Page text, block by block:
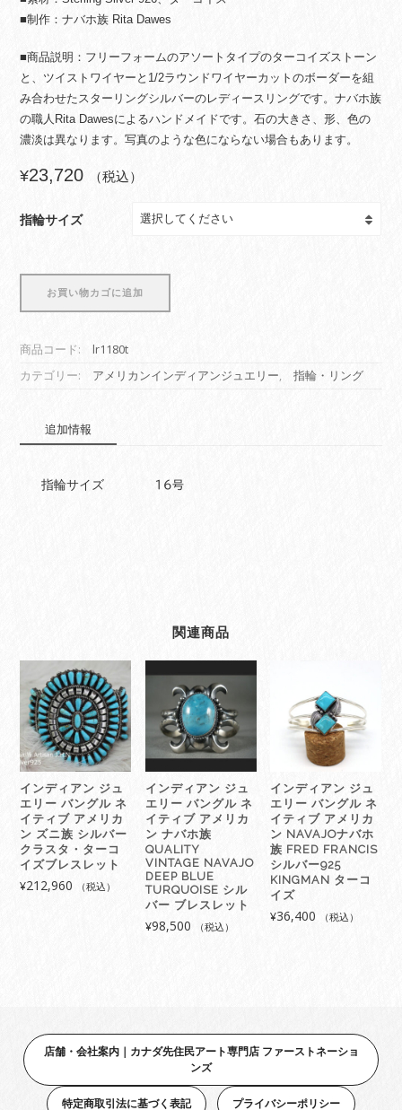
■制作：ナバホ族 Rita Dawes
■商品説明：フリーフォームのアソートタイプのターコイズストーン
と、ツイストワイヤーと1/2ラウンドワイヤーカットのボーダーを組
み合わせたスターリングシルバーのレディースリングです。ナバホ族
の職人Rita Dawesによるハンドメイドです。石の大きさ、形、色の
濃淡は異なります。写真のような色にならない場合もあります。
¥23,720 （税込）
指輪サイズ
ア
ン
ブ
ア
メ
リ
ン
NAVAJO
ナ
バ
ホ
族
Rita
Dawes
コ
イ
ズ
お買い物カゴに追加
商品コード:
lr1180t
カテゴリー:
アメリカンインディアンジュエリー, 指輪・リング
追加情報
指輪サイズ 16号
関連商品
インディアン ジュ
エリー バングル ネ
イティブ アメリカ
ン ズニ族 シルバー
クラスタ・ターコ
イズブレスレット
¥212,960 （税込）
インディアン ジュ
エリー バングル ネ
イティブ アメリカ
ン ナバホ族
QUALITY
VINTAGE NAVAJO
DEEP BLUE
TURQUOISE シル
バー ブレスレット
¥98,500 （税込）
インディアン ジュ
エリー バングル ネ
イティブ アメリカ
ン NAVAJOナバホ
族 FRED FRANCIS
シルバー925
KINGMAN ターコ
イズ
¥36,400 （税込）
店舗・会社案内｜カナダ先住民アート専門店 ファーストネーショ
ンズ
特定商取引法に基づく表記 プライバシーポリシー